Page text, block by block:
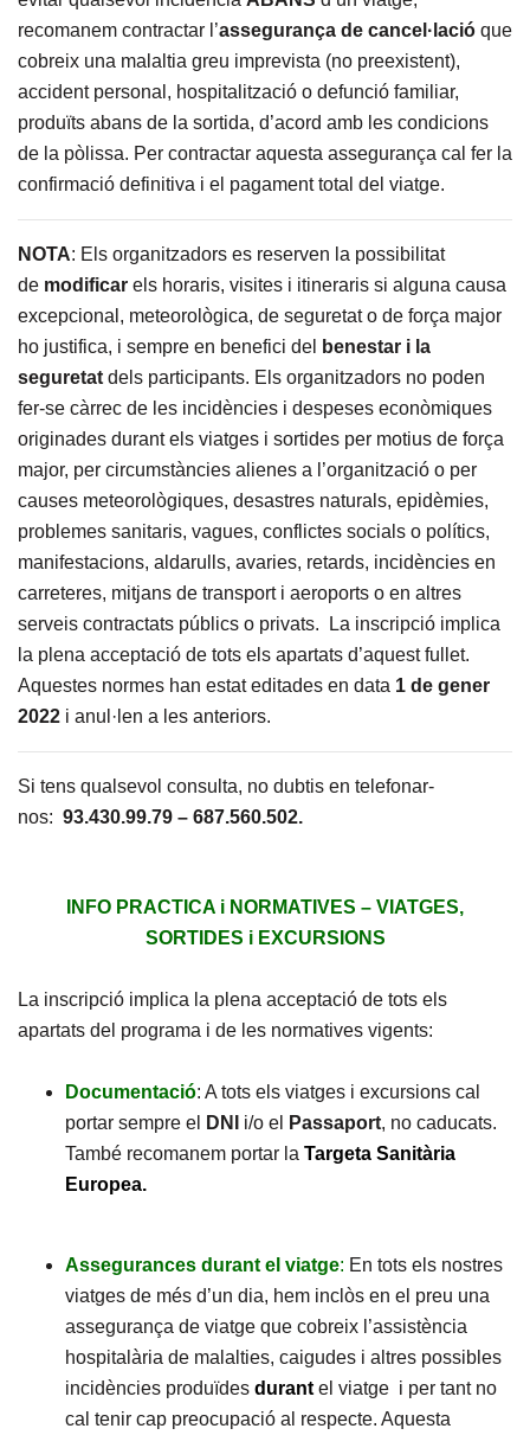
recomanem contractar l’assegurança de cancel·lació que
cobreix una malaltia greu imprevista (no preexistent),
accident personal, hospitalització o defunció familiar,
produïts abans de la sortida, d’acord amb les condicions
de la pòlissa. Per contractar aquesta assegurança cal fer la
confirmació definitiva i el pagament total del viatge.
NOTA: Els organitzadors es reserven la possibilitat
de modificar els horaris, visites i itineraris si alguna causa
excepcional, meteorològica, de seguretat o de força major
ho justifica, i sempre en benefici del
benestar i la
seguretat dels participants. Els organitzadors no poden
fer-se càrrec de les incidències i despeses econòmiques
originades durant els viatges i sortides per motius de força
major, per circumstàncies alienes a l’organització o per
causes meteorològiques, desastres naturals, epidèmies,
problemes sanitaris, vagues, conflictes socials o polítics,
manifestacions, aldarulls, avaries, retards, incidències en
carreteres, mitjans de transport i aeroports o en altres
serveis contractats públics o privats. La inscripció implica
la plena acceptació de tots els apartats d’aquest fullet.
Aquestes normes han estat editades en data 1 de gener
2022 i anul·len a les anteriors.
Si tens qualsevol consulta, no dubtis en telefonar-
nos: 93.430.99.79 – 687.560.502.
INFO PRACTICA i NORMATIVES – VIATGES,
SORTIDES i EXCURSIONS
La inscripció implica la plena acceptació de tots els
apartats del programa i de les normatives vigents:
Documentació: A tots els viatges i excursions cal
portar sempre el
DNI i/o el Passaport, no caducats.
També recomanem portar la Targeta Sanitària
Europea.
Assegurances durant el viatge: En tots els nostres
viatges de més d’un dia, hem inclòs en el preu una
assegurança de viatge que cobreix l’assistència
hospitalària de malalties, caigudes i altres possibles
incidències produïdes durant el viatge i per tant no
cal tenir cap preocupació al respecte. Aquesta